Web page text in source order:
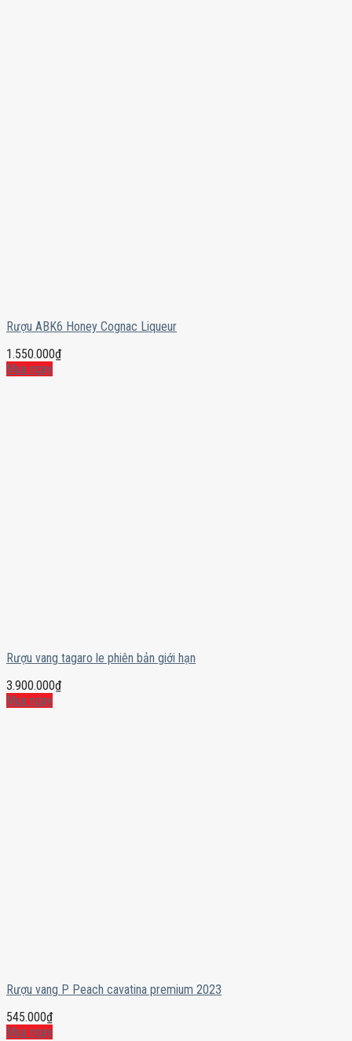
Rượu ABK6 Honey Cognac Liqueur
1.550.000₫
Mua ngay
Rượu vang tagaro le phiên bản giới hạn
3.900.000₫
Mua ngay
Rượu vang P Peach cavatina premium 2023
545.000₫
Mua ngay